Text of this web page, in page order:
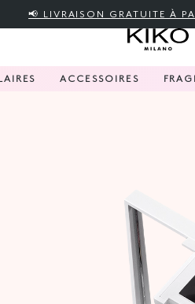
📢 LIVRAISON GRATUITE À
ACCESSOIRES